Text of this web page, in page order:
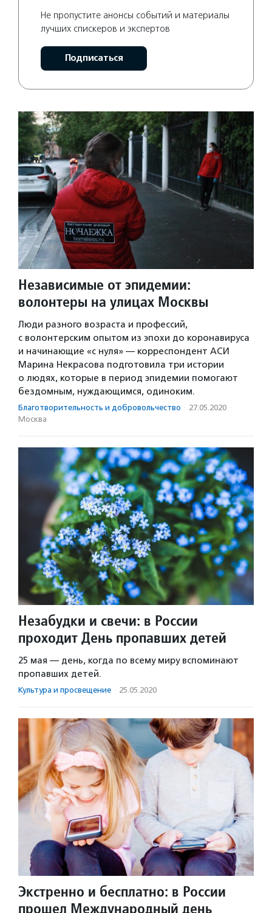
Не пропустите анонсы событий и материалы
лучших спискеров и экспертов
Подписаться
Независимые от эпидемии:
волонтеры на улицах Москвы
Люди разного возраста и профессий,
с волонтерским опытом из эпохи до коронавируса
и начинающие «с нуля» — корреспондент АСИ
Марина Некрасова подготовила три истории
о людях, которые в период эпидемии помогают
бездомным, нуждающимся, одиноким.
Благотвори­тель­ность и доброволь­чест­во · 27.05.2020 ·
Москва
Незабудки и свечи: в России
проходит День пропавших детей
25 мая — день, когда по всему миру вспоминают
пропавших детей.
Культура и просвещение · 25.05.2020
Экстренно и бесплатно: в России
прошел Международный день